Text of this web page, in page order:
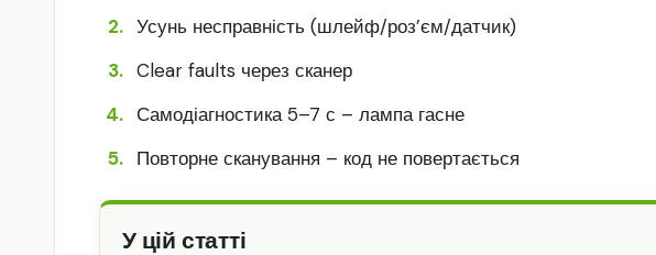
Усунь несправність (шлейф/роз’єм/датчик)
Clear faults через сканер
Самодіагностика 5–7 с – лампа гасне
Повторне сканування – код не повертається
У цій статті